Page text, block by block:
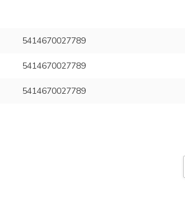
5414670027789
5414670027789
5414670027789